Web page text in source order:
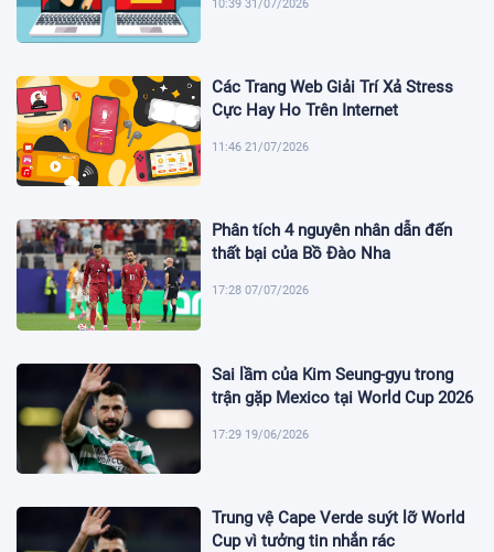
10:39 31/07/2026
Các Trang Web Giải Trí Xả Stress
Cực Hay Ho Trên Internet
11:46 21/07/2026
Phân tích 4 nguyên nhân dẫn đến
thất bại của Bồ Đào Nha
17:28 07/07/2026
Sai lầm của Kim Seung-gyu trong
trận gặp Mexico tại World Cup 2026
17:29 19/06/2026
Trung vệ Cape Verde suýt lỡ World
Cup vì tưởng tin nhắn rác